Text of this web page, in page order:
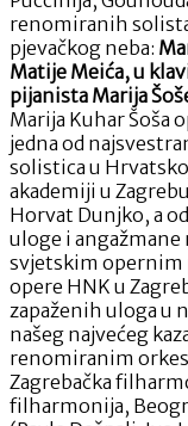
renomiranih
pjevačkog neba:
Matije Meića, u
pijanista Marija
Marija Kuhar Šoša
jedna od
solistica u
akademiji u
Horvat Dunjko, a
uloge i
svjetskim opernim
opere HNK u
zapaženih uloga u
našeg najvećeg
renomiranim
Zagrebačka
filharmonija,